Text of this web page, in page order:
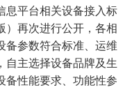
息平台相关设备接入标
）再次进行公开，各相
备参数符合标准、运维
自主选择设备品牌及生
备性能要求、功能性参